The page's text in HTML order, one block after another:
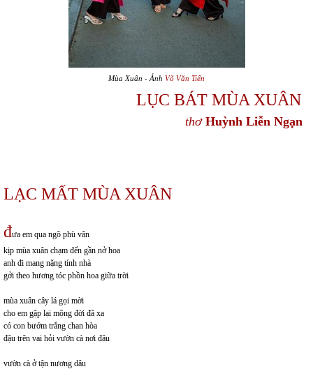
Mùa Xuân - Ảnh Võ Văn Tiến
LỤC BÁT MÙA XUÂN
thơHuỳnh Liễn Ngạn
LẠC MẤT MÙA XUÂN
đưa em qua ngõ phù vân
kịp mùa xuân chạm đến gần nở hoa
anh đi mang nặng tính nhà
gởi theo hương tóc phồn hoa giữa trời
mùa xuân cây lá gọi mời
cho em gặp lại mộng đời đã xa
có con bướm trắng chan hòa
đậu trên vai hỏi vườn cà nơi đâu
vườn cà ở tận nương dâu